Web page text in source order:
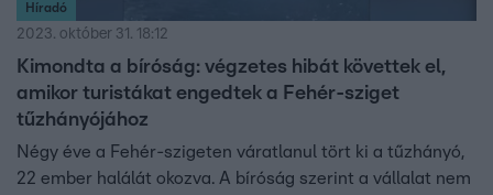
Híradó
2023. október 31. 18:12
Kimondta a bíróság: végzetes hibát követtek el,
amikor turistákat engedtek a Fehér-sziget
tűzhányójához
Négy éve a Fehér-szigeten váratlanul tört ki a tűzhányó,
22 ember halálát okozva. A bíróság szerint a vállalat nem